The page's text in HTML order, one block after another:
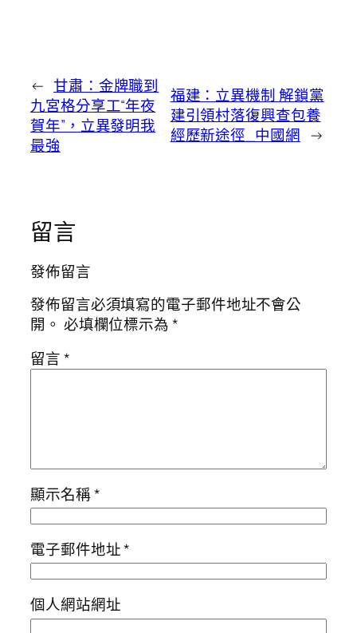
← 甘肅：金牌職到
九宮格分享工“年夜
賀年”，立異發明我
最強
福建：立異機制 解鎖黨
建引領村落復興查包養
經歷新途徑_中國網 →
留言
發佈留言
發佈留言必須填寫的電子郵件地址不會公
開。 必填欄位標示為*
留言*
顯示名稱*
電子郵件地址*
個人網站網址